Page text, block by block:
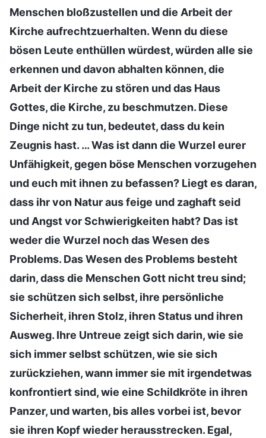
Menschen bloßzustellen und die Arbeit der
Kirche aufrechtzuerhalten. Wenn du diese
bösen Leute enthüllen würdest, würden alle sie
erkennen und davon abhalten können, die
Arbeit der Kirche zu stören und das Haus
Gottes, die Kirche, zu beschmutzen. Diese
Dinge nicht zu tun, bedeutet, dass du kein
Zeugnis hast. … Was ist dann die Wurzel eurer
Unfähigkeit, gegen böse Menschen vorzugehen
und euch mit ihnen zu befassen? Liegt es daran,
dass ihr von Natur aus feige und zaghaft seid
und Angst vor Schwierigkeiten habt? Das ist
weder die Wurzel noch das Wesen des
Problems. Das Wesen des Problems besteht
darin, dass die Menschen Gott nicht treu sind;
sie schützen sich selbst, ihre persönliche
Sicherheit, ihren Stolz, ihren Status und ihren
Ausweg. Ihre Untreue zeigt sich darin, wie sie
sich immer selbst schützen, wie sie sich
zurückziehen, wann immer sie mit irgendetwas
konfrontiert sind, wie eine Schildkröte in ihren
Panzer, und warten, bis alles vorbei ist, bevor
sie ihren Kopf wieder herausstrecken. Egal,